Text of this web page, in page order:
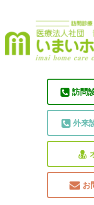
訪問
外来
お